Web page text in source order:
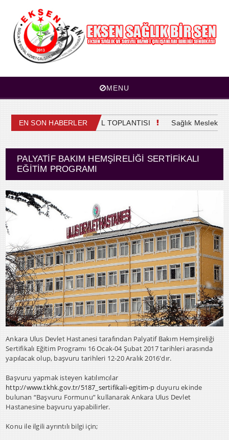
MENU
EN SON HABERLER
4. OLAĞAN GENEL KURUL TOPLANTISI Sağlık Meslek
PALYATIF BAKIM HEMŞIRELIĞI SERTIFIKALI
EĞITIM PROGRAMI
Ankara Ulus Devlet Hastanesi tarafından Palyatif Bakım Hemşireliği
Sertifikalı Eğitim Programı 16 Ocak-04 Şubat 2017 tarihleri arasında
yapılacak olup, başvuru tarihleri 12-20 Aralık 2016'dır.
Başvuru yapmak isteyen katılımcılar
http://www.tkhk.gov.tr/5187_sertifikali-egitim-p duyuru ekinde
bulunan “Başvuru Formunu” kullanarak Ankara Ulus Devlet
Hastanesine başvuru yapabilirler.
Konu ile ilgili ayrıntılı bilgi için;